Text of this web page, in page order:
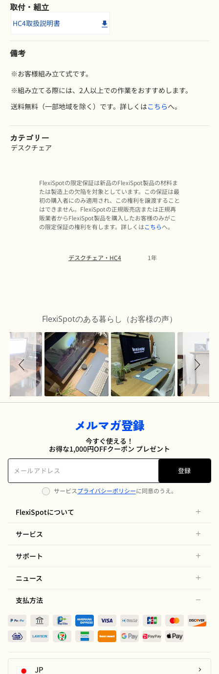
取付・組立
HC4取扱説明書
備考
※お客様組み立て式です。
※組み立てる際には、2人以上での作業をおすすめします。
送料無料（一部地域を除く）です。詳しくはこちらへ。
カテゴリー
デスクチェア
FlexiSpotの限定保証は新品のFlexiSpot製品の材料ま
たは製造上の欠陥を対象としています。この保証は最
初の購入者にのみ適用され、この権利を譲渡すること
はできません。FlexiSpotの正規販売店または正規再
販業者からFlexiSpot製品を購入したお客様のみがこ
の限定保証の権利を有します。詳しくはこちらへ。
デスクチェア・HC4 1年
FlexiSpotのある暮らし（お客様の声）
メルマガ登録
今すぐ使える！
お得な1,000円OFFクーポン プレゼント
登録
サービスプライバシーポリシーに同意のうえ。
FlexiSpotについて
サービス
サポート
ニュース
支払方法
JP